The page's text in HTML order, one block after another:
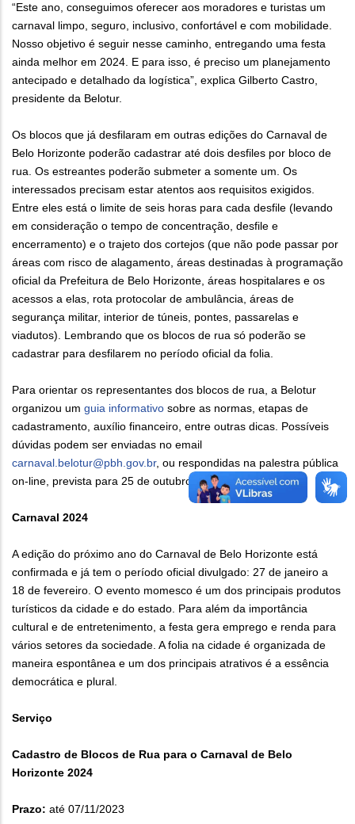
“Este ano, conseguimos oferecer aos moradores e turistas um
carnaval limpo, seguro, inclusivo, confortável e com mobilidade.
Nosso objetivo é seguir nesse caminho, entregando uma festa
ainda melhor em 2024. E para isso, é preciso um planejamento
antecipado e detalhado da logística”, explica Gilberto Castro,
presidente da Belotur.
Os blocos que já desfilaram em outras edições do Carnaval de
Belo Horizonte poderão cadastrar até dois desfiles por bloco de
rua. Os estreantes poderão submeter a somente um. Os
interessados precisam estar atentos aos requisitos exigidos.
Entre eles está o limite de seis horas para cada desfile (levando
em consideração o tempo de concentração, desfile e
encerramento) e o trajeto dos cortejos (que não pode passar por
áreas com risco de alagamento, áreas destinadas à programação
oficial da Prefeitura de Belo Horizonte, áreas hospitalares e os
acessos a elas, rota protocolar de ambulância, áreas de
segurança militar, interior de túneis, pontes, passarelas e
viadutos). Lembrando que os blocos de rua só poderão se
cadastrar para desfilarem no período oficial da folia.
Para orientar os representantes dos blocos de rua, a Belotur
organizou um guia informativo sobre as normas, etapas de
cadastramento, auxílio financeiro, entre outras dicas. Possíveis
dúvidas podem ser enviadas no email
carnaval.belotur@pbh.gov.br, ou respondidas na palestra pública
on-line, prevista para 25 de outubro, às 19h.
Carnaval 2024
A edição do próximo ano do Carnaval de Belo Horizonte está
confirmada e já tem o período oficial divulgado: 27 de janeiro a
18 de fevereiro. O evento momesco é um dos principais produtos
turísticos da cidade e do estado. Para além da importância
cultural e de entretenimento, a festa gera emprego e renda para
vários setores da sociedade. A folia na cidade é organizada de
maneira espontânea e um dos principais atrativos é a essência
democrática e plural.
Serviço
Cadastro de Blocos de Rua para o Carnaval de Belo
Horizonte 2024
Prazo: até 07/11/2023